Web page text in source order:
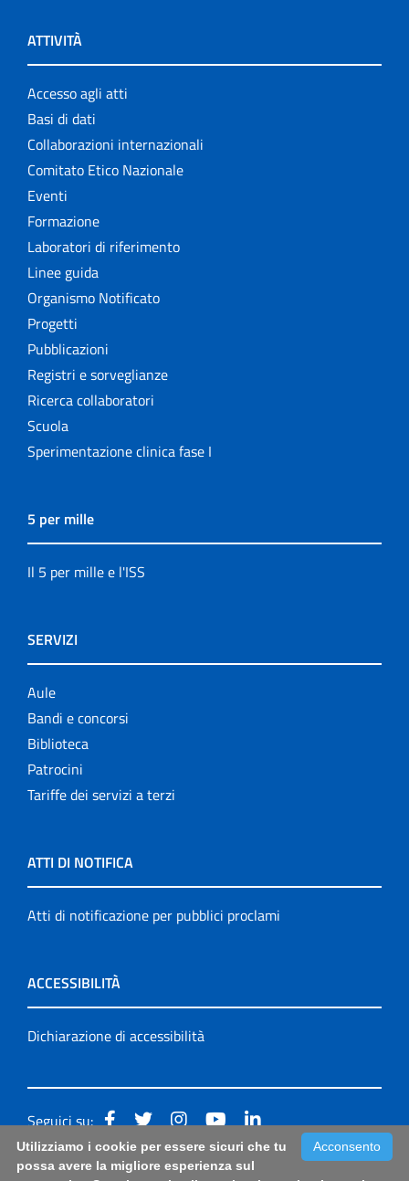
ATTIVITÀ
Accesso agli atti
Basi di dati
Collaborazioni internazionali
Comitato Etico Nazionale
Eventi
Formazione
Laboratori di riferimento
Linee guida
Organismo Notificato
Progetti
Pubblicazioni
Registri e sorveglianze
Ricerca collaboratori
Scuola
Sperimentazione clinica fase I
5 per mille
Il 5 per mille e l'ISS
SERVIZI
Aule
Bandi e concorsi
Biblioteca
Patrocini
Tariffe dei servizi a terzi
ATTI DI NOTIFICA
Atti di notificazione per pubblici proclami
ACCESSIBILITÀ
Dichiarazione di accessibilità
Seguici su:
Accessibilità: form di segnalazione di prima istanza per
Acconsento
Utilizziamo i cookie per essere sicuri che tu
possa avere la migliore esperienza sul